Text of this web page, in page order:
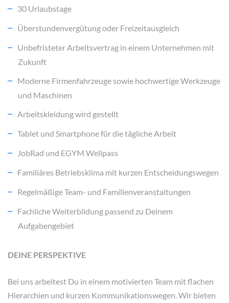
30 Urlaubstage
Überstundenvergütung oder Freizeitausgleich
Unbefristeter Arbeitsvertrag in einem Unternehmen mit
Zukunft
Moderne Firmenfahrzeuge sowie hochwertige Werkzeuge
und Maschinen
Arbeitskleidung wird gestellt
Tablet und Smartphone für die tägliche Arbeit
JobRad und EGYM Wellpass
Familiäres Betriebsklima mit kurzen Entscheidungswegen
Regelmäßige Team- und Familienveranstaltungen
Fachliche Weiterbildung passend zu Deinem
Aufgabengebiet
DEINE PERSPEKTIVE
Bei uns arbeitest Du in einem motivierten Team mit flachen
Hierarchien und kurzen Kommunikationswegen. Wir bieten